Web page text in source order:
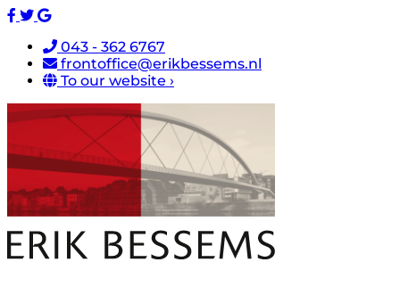
043 - 362 6767
frontoffice@erikbessems.nl
To our website ›